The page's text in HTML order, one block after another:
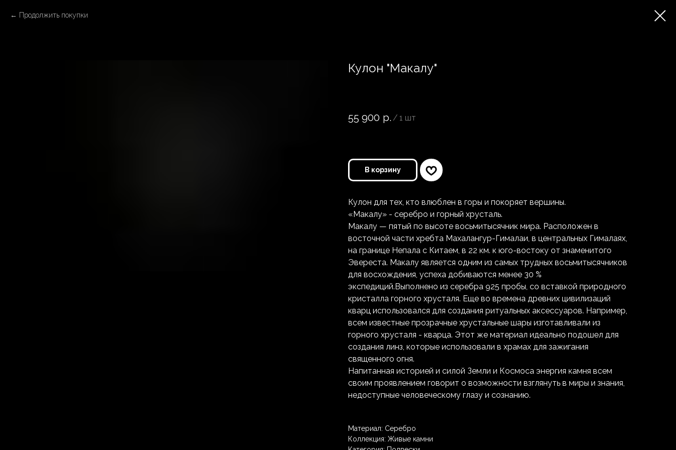
Продолжить покупки
Кулон "Макалу"
55 900 р./ 1 шт
В корзину
Кулон для тех, кто влюблен в горы и покоряет вершины.
«Макалу» - серебро и горный хрусталь.
Макалу — пятый по высоте восьмитысячник мира. Расположен в
восточной части хребта Махалангур-Гималаи, в центральных Гималаях,
на границе Непала с Китаем, в 22 км. к юго-востоку от знаменитого
Эвереста. Макалу является одним из самых трудных восьмитысячников
для восхождения, успеха добиваются менее 30 %
экспедиций.Выполнено из серебра 925 пробы, со вставкой природного
кристалла горного хрусталя. Еще во времена древних цивилизаций
кварц использовался для создания ритуальных аксессуаров. Например,
всем известные прозрачные хрустальные шары изготавливали из
горного хрусталя - кварца. Этот же материал идеально подошел для
создания линз, которые использовали в храмах для зажигания
священного огня.
Напитанная историей и силой Земли и Космоса энергия камня всем
своим проявлением говорит о возможности взглянуть в миры и знания,
недоступные человеческому глазу и сознанию.
Материал: Серебро
Коллекция: Живые камни